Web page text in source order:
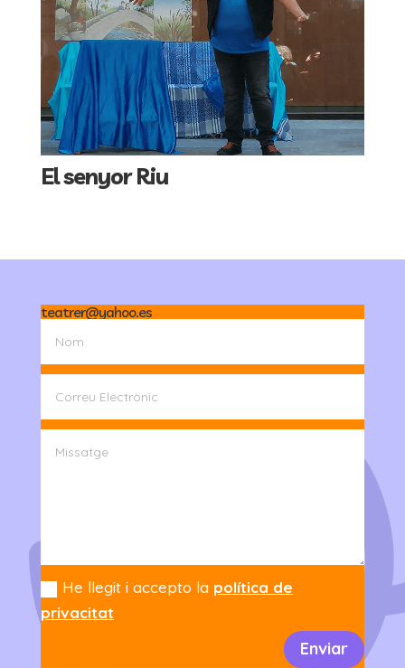
El senyor Riu
teatrer@yahoo.es
He llegit i accepto la política de
privacitat
Enviar